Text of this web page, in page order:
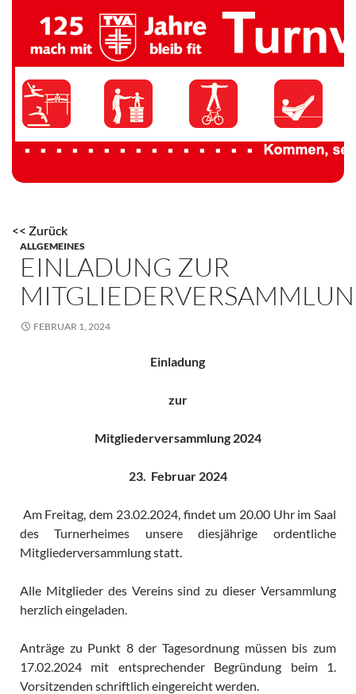
TV 1894 Auersmacher
<< Zurück
ALLGEMEINES
EINLADUNG ZUR
FEBRUAR 1, 2024
Einladung
zur
Mitgliederversammlung 2024
23. Februar 2024
Am Freitag, dem 23.02.2024, findet um 20.00 Uhr im Saal
des Turnerheimes unsere diesjährige ordentliche
Mitgliederversammlung statt.
Alle Mitglieder des Vereins sind zu dieser Versammlung
herzlich eingeladen.
Anträge zu Punkt 8 der Tagesordnung müssen bis zum
17.02.2024 mit entsprechender Begründung beim 1.
Vorsitzenden schriftlich eingereicht werden.